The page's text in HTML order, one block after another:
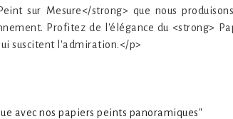
sur Mesure</strong> que nous
Profitez de l'élégance du <strong>
suscitent l'admiration.</p>
avec nos papiers peints panoramiques"